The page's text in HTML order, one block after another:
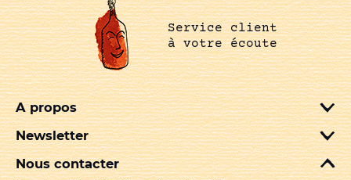
Service client
à votre écoute
A propos
Newsletter
Nous contacter